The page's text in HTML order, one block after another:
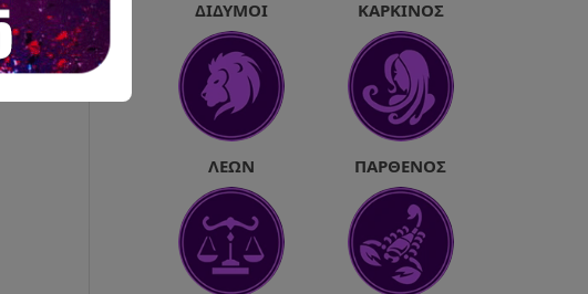
ΔΊΔΥΜΟΙ ΚΑΡΚΊΝΟΣ
ΛΈΩΝ ΠΑΡΘΈΝΟΣ